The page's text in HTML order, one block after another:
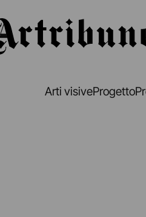
Arti visiveProgetto